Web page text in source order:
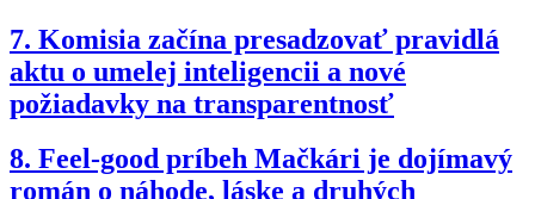
7. Komisia začína presadzovať pravidlá
aktu o umelej inteligencii a nové
požiadavky na transparentnosť
8. Feel-good príbeh Mačkári je dojímavý
román o náhode, láske a druhých